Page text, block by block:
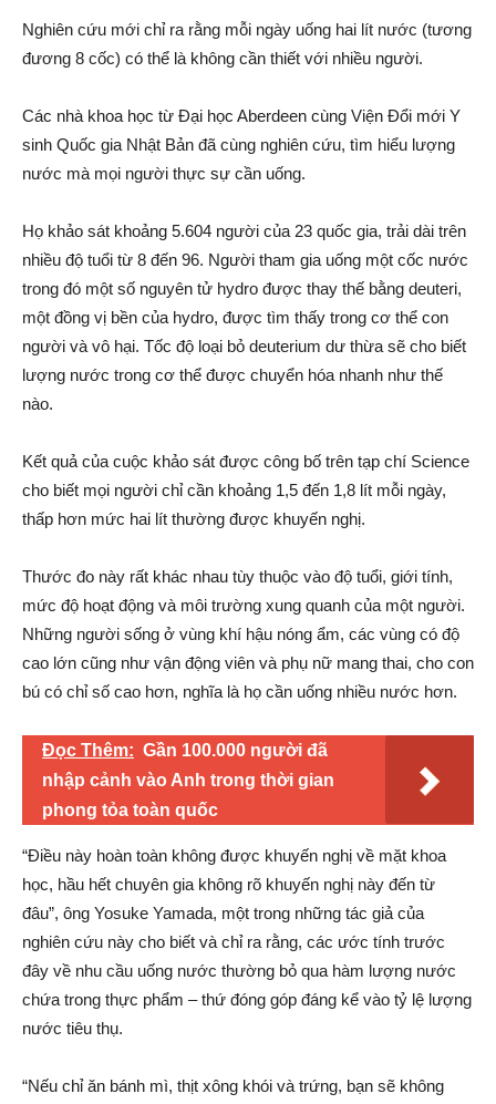
Nghiên cứu mới chỉ ra rằng mỗi ngày uống hai lít nước (tương
đương 8 cốc) có thể là không cần thiết với nhiều người.
Các nhà khoa học từ Đại học Aberdeen cùng Viện Đổi mới Y
sinh Quốc gia Nhật Bản đã cùng nghiên cứu, tìm hiểu lượng
nước mà mọi người thực sự cần uống.
Họ khảo sát khoảng 5.604 người của 23 quốc gia, trải dài trên
nhiều độ tuổi từ 8 đến 96. Người tham gia uống một cốc nước
trong đó một số nguyên tử hydro được thay thế bằng deuteri,
một đồng vị bền của hydro, được tìm thấy trong cơ thể con
người và vô hại. Tốc độ loại bỏ deuterium dư thừa sẽ cho biết
lượng nước trong cơ thể được chuyển hóa nhanh như thế
nào.
Kết quả của cuộc khảo sát được công bố trên tạp chí Science
cho biết mọi người chỉ cần khoảng 1,5 đến 1,8 lít mỗi ngày,
thấp hơn mức hai lít thường được khuyến nghị.
Thước đo này rất khác nhau tùy thuộc vào độ tuổi, giới tính,
mức độ hoạt động và môi trường xung quanh của một người.
Những người sống ở vùng khí hậu nóng ẩm, các vùng có độ
cao lớn cũng như vận động viên và phụ nữ mang thai, cho con
bú có chỉ số cao hơn, nghĩa là họ cần uống nhiều nước hơn.
Đọc Thêm: Gần 100.000 người đã
nhập cảnh vào Anh trong thời gian
phong tỏa toàn quốc
“Điều này hoàn toàn không được khuyến nghị về mặt khoa
học, hầu hết chuyên gia không rõ khuyến nghị này đến từ
đâu”, ông Yosuke Yamada, một trong những tác giả của
nghiên cứu này cho biết và chỉ ra rằng, các ước tính trước
đây về nhu cầu uống nước thường bỏ qua hàm lượng nước
chứa trong thực phẩm – thứ đóng góp đáng kể vào tỷ lệ lượng
nước tiêu thụ.
“Nếu chỉ ăn bánh mì, thịt xông khói và trứng, bạn sẽ không